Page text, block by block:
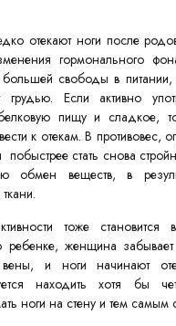
отекают ноги после
гормонального
свободы в
грудью. Если активно
пищу и сладкое,
к отекам. В противовес,
стать снова
обмен веществ, в
тоже
ребенке, женщина
вены, и ноги начинают
находить хотя бы
ноги на стену и тем самым